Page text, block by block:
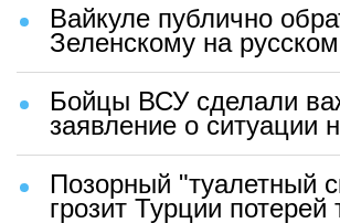
Вайкуле публично
Зеленскому на
Бойцы ВСУ сделали
заявление о ситуации
Позорный "туалетный
грозит Турции потерей